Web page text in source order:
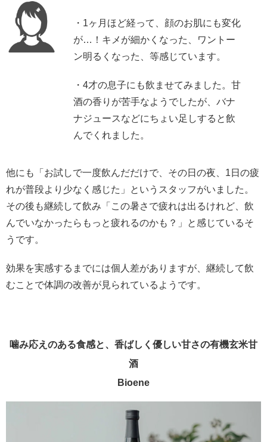
・1ヶ月ほど経って、顔のお肌にも変化
が…！キメが細かくなった、ワントー
ン明るくなった、等感じています。
・4才の息子にも飲ませてみました。甘
酒の香りが苦手なようでしたが、バナ
ナジュースなどにちょい足しすると飲
んでくれました。
他にも「お試しで一度飲んだだけで、その日の夜、1日の疲
れが普段より少なく感じた」というスタッフがいました。
その後も継続して飲み「この暑さで疲れは出るけれど、飲
んでいなかったらもっと疲れるのかも？」と感じているそ
うです。
効果を実感するまでには個人差がありますが、継続して飲
むことで体調の改善が見られているようです。
噛み応えのある食感と、香ばしく優しい甘さの有機玄米甘
酒
Bioene